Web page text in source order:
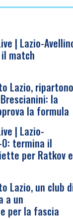
| Lazio-
match
Lazio,
la
la formula
| Lazio-
termina il
per Ratkov e
Lazio, un club
a un
per la fascia